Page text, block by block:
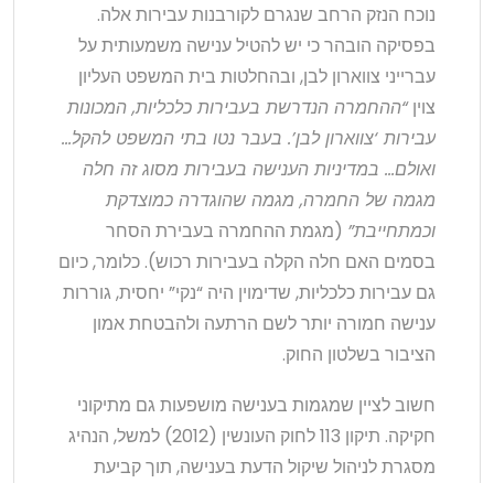
נוכח הנזק הרחב שנגרם לקורבנות עבירות אלה.
בפסיקה הובהר כי יש להטיל ענישה משמעותית על
עברייני צווארון לבן, ובהחלטות בית המשפט העליון
צוין“ההחמרה הנדרשת בעבירות כלכליות, המכונות
עבירות ‘צווארון לבן’. בעבר נטו בתי המשפט להקל…
ואולם… במדיניות הענישה בעבירות מסוג זה חלה
מגמה של החמרה, מגמה שהוגדרה כמוצדקת
וכמתחייבת” (מגמת ההחמרה בעבירת הסחר
בסמים האם חלה הקלה בעבירות רכוש). כלומר, כיום
גם עבירות כלכליות, שדימוין היה “נקי” יחסית, גוררות
ענישה חמורה יותר לשם הרתעה ולהבטחת אמון
הציבור בשלטון החוק.
חשוב לציין שמגמות בענישה מושפעות גם מתיקוני
חקיקה. תיקון 113 לחוק העונשין (2012) למשל, הנהיג
מסגרת לניהול שיקול הדעת בענישה, תוך קביעת